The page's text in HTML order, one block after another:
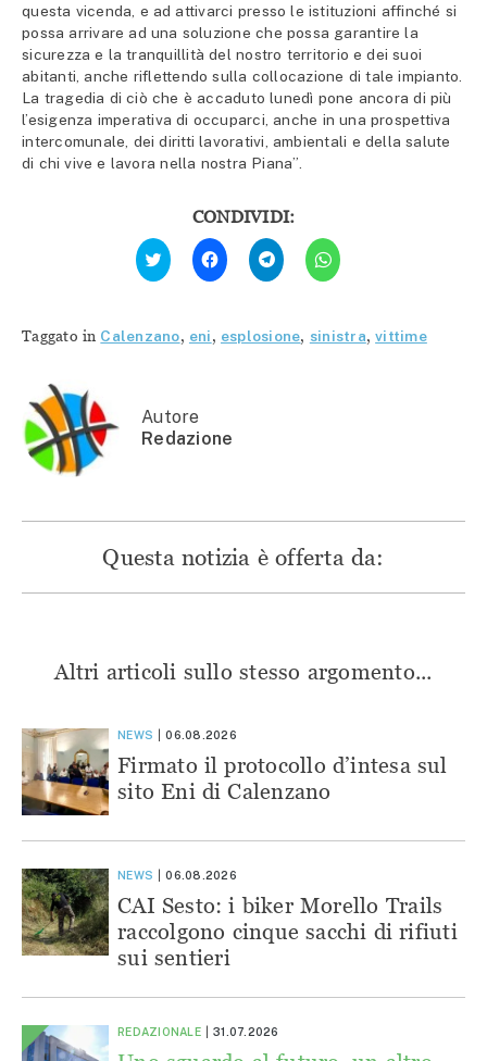
questa vicenda, e ad attivarci presso le istituzioni affinché si
possa arrivare ad una soluzione che possa garantire la
sicurezza e la tranquillità del nostro territorio e dei suoi
abitanti, anche riflettendo sulla collocazione di tale impianto.
La tragedia di ciò che è accaduto lunedì pone ancora di più
l’esigenza imperativa di occuparci, anche in una prospettiva
intercomunale, dei diritti lavorativi, ambientali e della salute
di chi vive e lavora nella nostra Piana”.
CONDIVIDI:
Fai
clic
qui
Twitter
(Si
finestra)
Fai
clic
per
condividere
(Si
apre
Fai
clic
per
condividere
(Si
apre
Fai
clic
per
(Si
apre
Taggato in Calenzano, eni, esplosione, sinistra,vittime
Autore
Redazione
Questa notizia è offerta da:
Altri articoli sullo stesso argomento...
NEWS 06.08.2026
Firmato il protocollo d’intesa sul
sito Eni di Calenzano
NEWS 06.08.2026
CAI Sesto: i biker Morello Trails
raccolgono cinque sacchi di rifiuti
sui sentieri
REDAZIONALE 31.07.2026